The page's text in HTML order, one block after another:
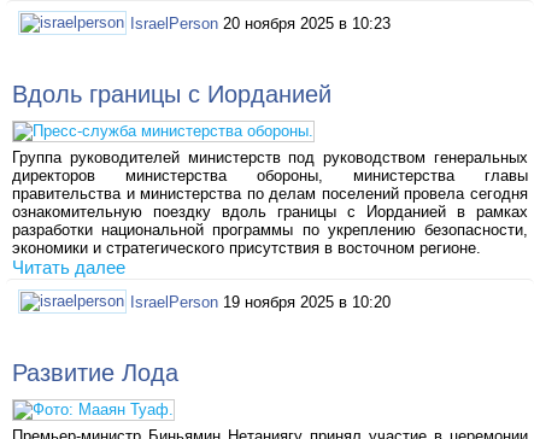
IsraelPerson 20 ноября 2025 в 10:23
Вдоль границы с Иорданией
Группа руководителей министерств под руководством генеральных
директоров министерства обороны, министерства главы
правительства и министерства по делам поселений провела сегодня
ознакомительную поездку вдоль границы с Иорданией в рамках
разработки национальной программы по укреплению безопасности,
экономики и стратегического присутствия в восточном регионе.
Читать далее
IsraelPerson 19 ноября 2025 в 10:20
Развитие Лода